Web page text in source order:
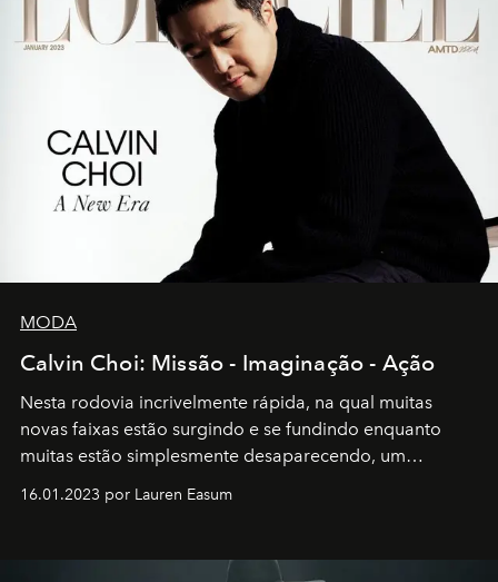
MODA
Calvin Choi: Missão - Imaginação - Ação
Nesta rodovia incrivelmente rápida, na qual muitas
novas faixas estão surgindo e se fundindo enquanto
muitas estão simplesmente desaparecendo, um
transportador AMTD abrindo caminho para muitos
por propósitos, com um claro senso de missão na vida e
16.01.2023 por Lauren Easum